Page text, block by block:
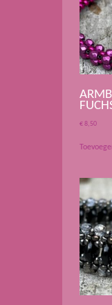
€8,50